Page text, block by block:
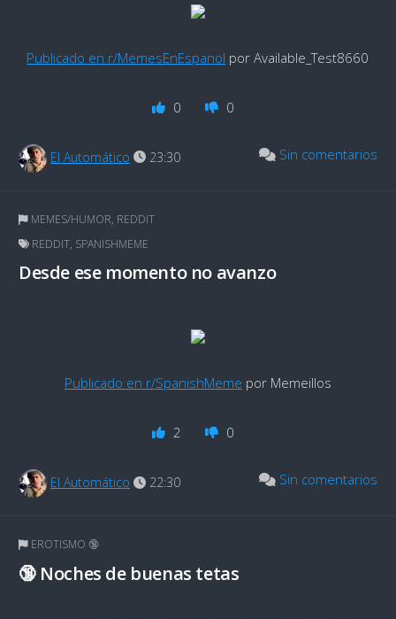
Publicado en r/MemesEnEspanol por Available_Test8660
0 0
El Automático 23:30 Sin comentarios
MEMES/HUMOR, REDDIT
REDDIT, SPANISHMEME
Desde ese momento no avanzo
Publicado en r/SpanishMeme por Memeillos
2 0
El Automático 22:30 Sin comentarios
EROTISMO 🔞
🔞 Noches de buenas tetas